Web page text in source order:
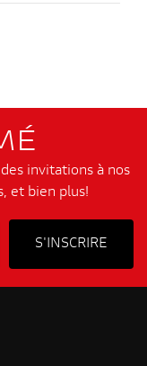
invitations à nos
et bien plus!